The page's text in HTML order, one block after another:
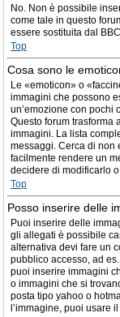
No. Non è possibile
come tale in questo
essere sostituita dal
Top
Cosa sono le
Le «emoticon» o
immagini che possono
un’emozione con pochi
Questo forum trasforma
immagini. La lista
messaggi. Cerca di non
facilmente rendere un
decidere di modificarlo
Top
Posso inserire delle
Puoi inserire delle
gli allegati è possibile
alternativa devi fare un
pubblico accesso, ad
puoi inserire immagini
o immagini che si
posta tipo yahoo o
l’immagine, puoi usare